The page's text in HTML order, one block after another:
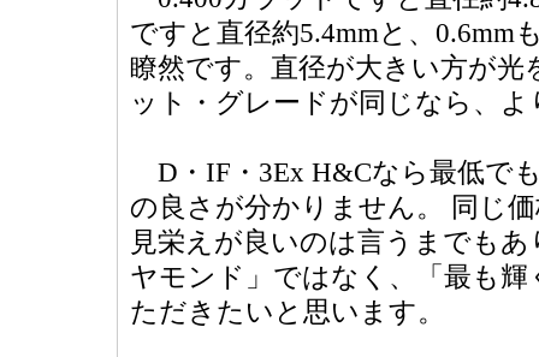
ですと直径約5.4mmと、0.6mm
瞭然です。直径が大きい方が
ット・グレードが同じなら、
D・IF・3Ex H&Cなら最低で
の良さが分かりません。 同じ
見栄えが良いのは言うまでも
ヤモンド」ではなく、「最も
ただきたいと思います。